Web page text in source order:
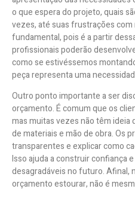
o que espera do projeto, quais
vezes, até suas frustrações
fundamental, pois é a partir
profissionais poderão
como se estivéssemos
peça representa uma
Outro ponto importante a ser
orçamento. É comum que os
mas muitas vezes não têm
de materiais e mão de obra. Os
transparentes e explicar como
Isso ajuda a construir confiança
desagradáveis no futuro. Afinal,
orçamento estourar, não é